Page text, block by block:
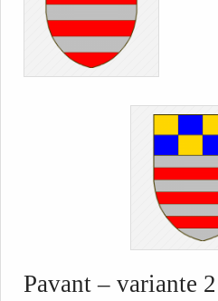
Pavant – variante 2